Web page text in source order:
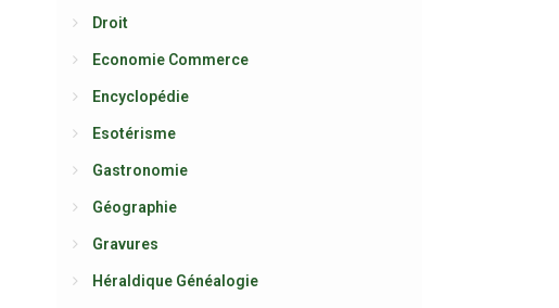
Droit
Economie Commerce
Encyclopédie
Esotérisme
Gastronomie
Géographie
Gravures
Héraldique Généalogie